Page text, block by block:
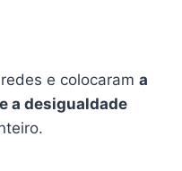
e colocaram a
a desigualdade